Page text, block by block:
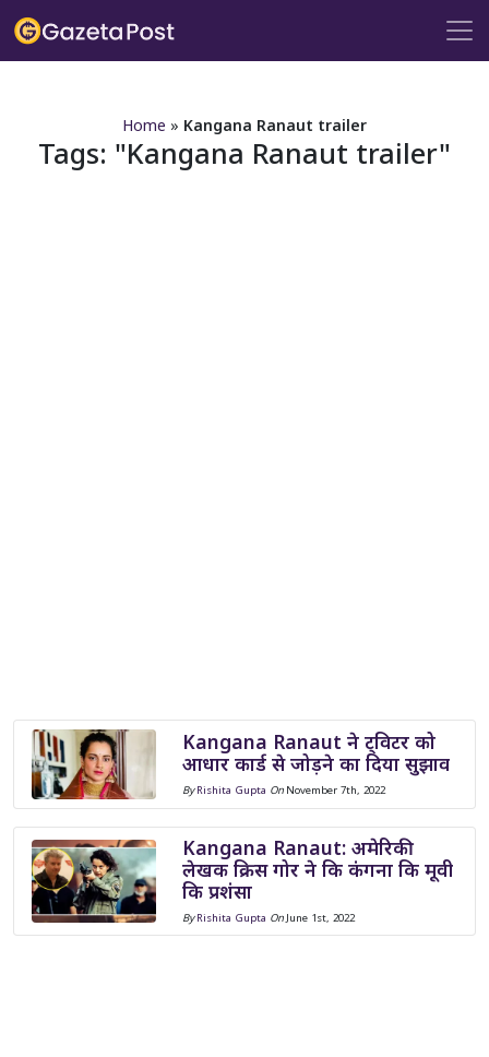
Home » Kangana Ranaut trailer
Tags: Kangana Ranaut trailer
Kangana Ranaut ने ट्विटर को
आधार कार्ड से जोड़ने का दिया सुझाव
ByRishita Gupta On November 7th, 2022
Kangana Ranaut: अमेरिकी
लेखक क्रिस गोर ने कि कंगना कि मूवी
कि प्रशंसा
ByRishita Gupta On June 1st, 2022